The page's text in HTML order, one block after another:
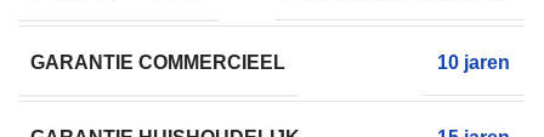
GARANTIE COMMERCIEEL 10 jaren